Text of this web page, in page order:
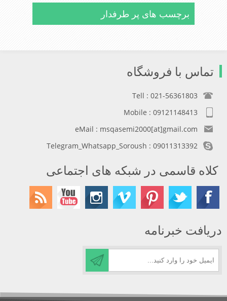
برچسب های پر طرفدار
تماس با فروشگاه
Tell : 021-56361803
Mobile : 09121148413
eMail : msqasemi2000[at]gmail.com
Telegram_Whatsapp_Soroush : 09011313392
کلاه قاسمی در شبکه های اجتماعی
دریافت خبرنامه